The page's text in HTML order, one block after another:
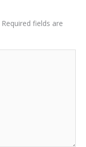
Required fields are